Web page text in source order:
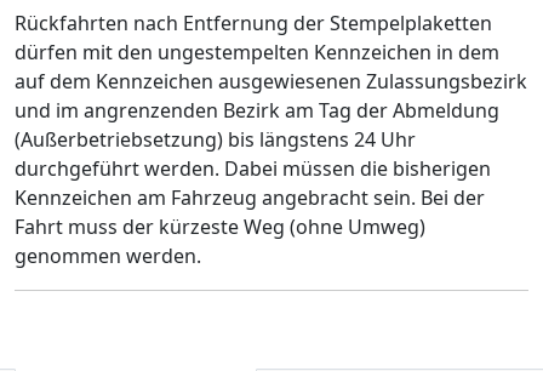
Rückfahrten nach Entfernung der Stempelplaketten
dürfen mit den ungestempelten Kennzeichen in dem
auf dem Kennzeichen ausgewiesenen Zulassungsbezirk
und im angrenzenden Bezirk am Tag der Abmeldung
(Außerbetriebsetzung) bis längstens 24 Uhr
durchgeführt werden. Dabei müssen die bisherigen
Kennzeichen am Fahrzeug angebracht sein. Bei der
Fahrt muss der kürzeste Weg (ohne Umweg)
genommen werden.